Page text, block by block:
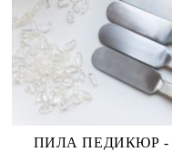
ПИЛА ПЕДИКЮР -